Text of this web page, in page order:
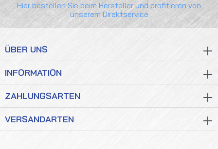
Hier bestellen Sie beim Hersteller und profitieren von
unserem Direktservice
ÜBER UNS
INFORMATION
ZAHLUNGSARTEN
VERSANDARTEN